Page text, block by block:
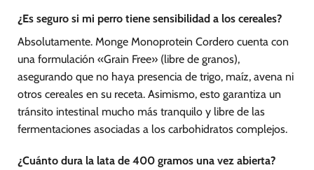
¿Es seguro si mi perro tiene sensibilidad a los cereales?
Absolutamente. Monge Monoprotein Cordero cuenta con
una formulación «Grain Free» (libre de granos),
asegurando que no haya presencia de trigo, maíz, avena ni
otros cereales en su receta. Asimismo, esto garantiza un
tránsito intestinal mucho más tranquilo y libre de las
fermentaciones asociadas a los carbohidratos complejos.
¿Cuánto dura la lata de 400 gramos una vez abierta?